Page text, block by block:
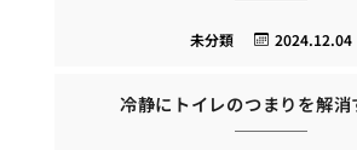
2024.12.04
未分類
冷静にトイレのつまりを解消